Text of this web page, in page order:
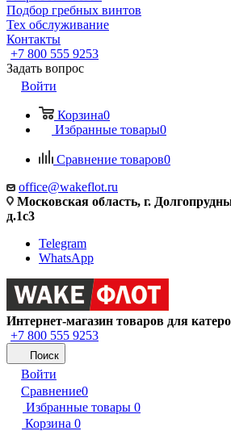
Подбор гребных винтов
Тех обслуживание
Контакты
+7 800 555 9253
Задать вопрос
Войти
Корзина0
Избранные товары0
Сравнение товаров0
office@wakeflot.ru
Московская область, г.
д.1с3
Telegram
WhatsApp
Интернет-магазин товаров для
+7 800 555 9253
Поиск
Войти
Сравнение0
Избранные товары 0
Корзина 0